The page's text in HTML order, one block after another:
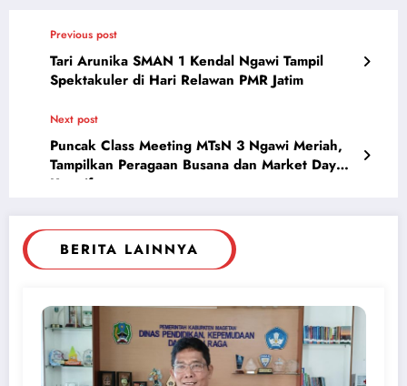
Previous post
Tari Arunika SMAN 1 Kendal Ngawi Tampil
Spektakuler di Hari Relawan PMR Jatim
Next post
Puncak Class Meeting MTsN 3 Ngawi Meriah,
Tampilkan Peragaan Busana dan Market Day
Kreatif
BERITA LAINNYA